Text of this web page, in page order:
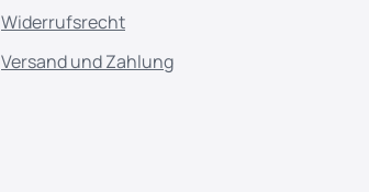
Widerrufsrecht
Versand und Zahlung